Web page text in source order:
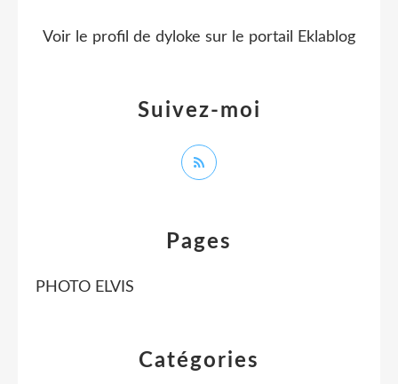
Catégories
Pages
PHOTO ELVIS
Suivez-moi
Voir le profil de dyloke sur le portail Eklablog